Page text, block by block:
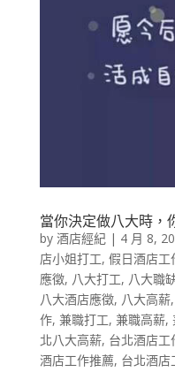
當你決定做八大時，
by 酒店經紀| 4 月 8,
店小姐打工, 假日酒店工
應徵, 八大打工, 八大職
八大酒店應徵, 八大高薪,
作, 兼職打工, 兼職高薪,
北八大高薪, 台北酒店工
酒店工作推薦, 台北酒店